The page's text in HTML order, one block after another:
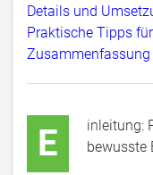
Details und
Praktische Tipps
Zusammenfassung
E
inleitung:
bewusste